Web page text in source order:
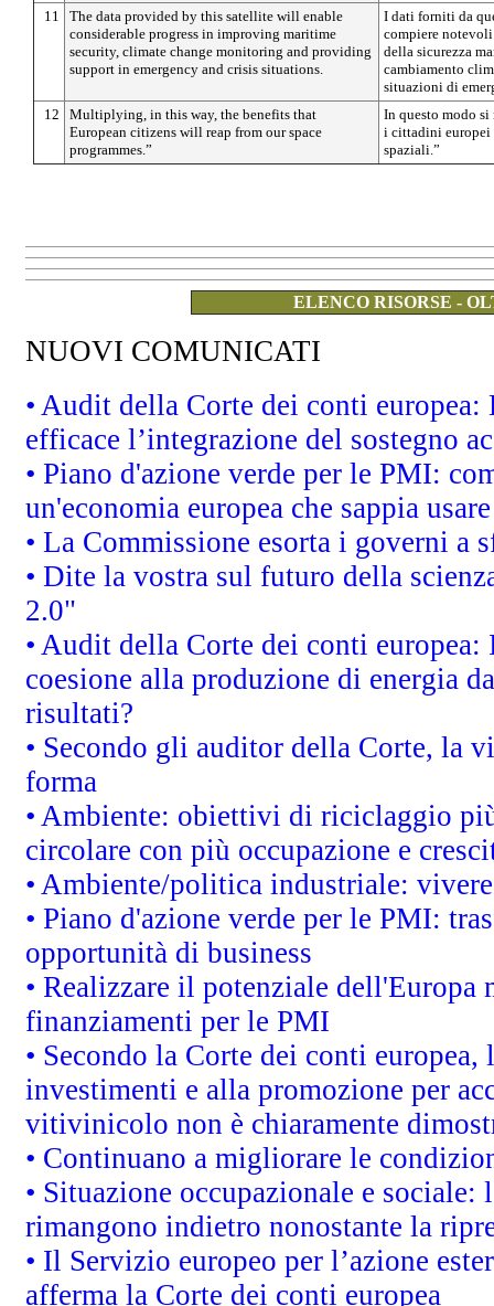
11
The data provided by this satellite will enable
considerable progress in improving maritime
security, climate change monitoring and providing
support in emergency and crisis situations.
I dati forniti da
compiere
della sicurezza
cambiamento
situazioni di
12
Multiplying, in this way, the benefits that
European citizens will reap from our space
programmes.”
In questo modo
i cittadini europei
spaziali.”
ELENCO RISORSE -
NUOVI COMUNICATI
• Audit della Corte dei conti
efficace l’integrazione del sostegno
• Piano d'azione verde per le PMI:
un'economia europea che sappia
• La Commissione esorta i governi
• Dite la vostra sul futuro della
2.0"
• Audit della Corte dei conti
coesione alla produzione di energia
risultati?
• Secondo gli auditor della Corte, la
forma
• Ambiente: obiettivi di riciclaggio
circolare con più occupazione e
• Ambiente/politica industriale:
• Piano d'azione verde per le PMI:
opportunità di business
• Realizzare il potenziale
finanziamenti per le PMI
• Secondo la Corte dei conti
investimenti e alla promozione per
vitivinicolo non è chiaramente
• Continuano a migliorare le
• Situazione occupazionale e
rimangono indietro nonostante la
• Il Servizio europeo per l’azione
afferma la Corte dei conti europea